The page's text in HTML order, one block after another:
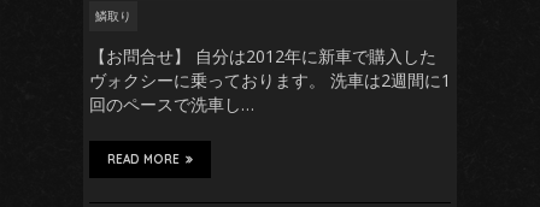
鱗取り
【お問合せ】 自分は2012年に新車で購入した
ヴォクシーに乗っております。 洗車は2週間に1
回のペースで洗車し…
READ MORE